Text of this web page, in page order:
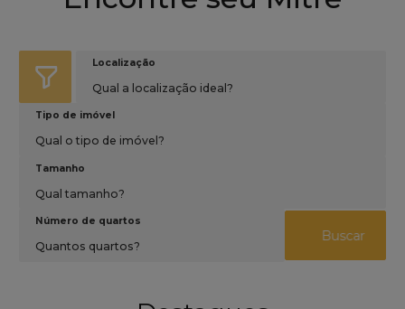
Localização
Qual a localização ideal?
Tipo de imóvel
Qual o tipo de imóvel?
Tamanho
Qual tamanho?
Número de quartos
Quantos quartos?
Buscar